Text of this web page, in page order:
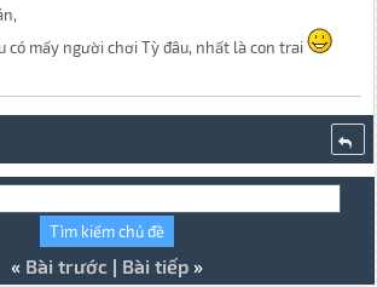
có mấy người chơi Tỳ đâu, nhất là con trai
« Bài trước| Bài tiếp»